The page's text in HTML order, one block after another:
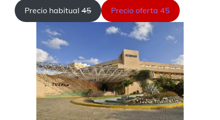
Precio habitual 45 Precio oferta 45